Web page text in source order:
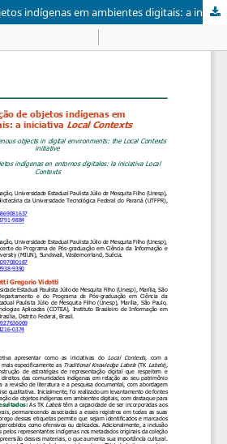
Representação de objetos indígenas em ambientes digitais: a iniciativa Local Contexts